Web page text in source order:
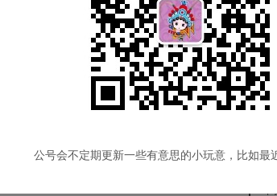
公号会不定期更新一些有意思的小玩意，比如最